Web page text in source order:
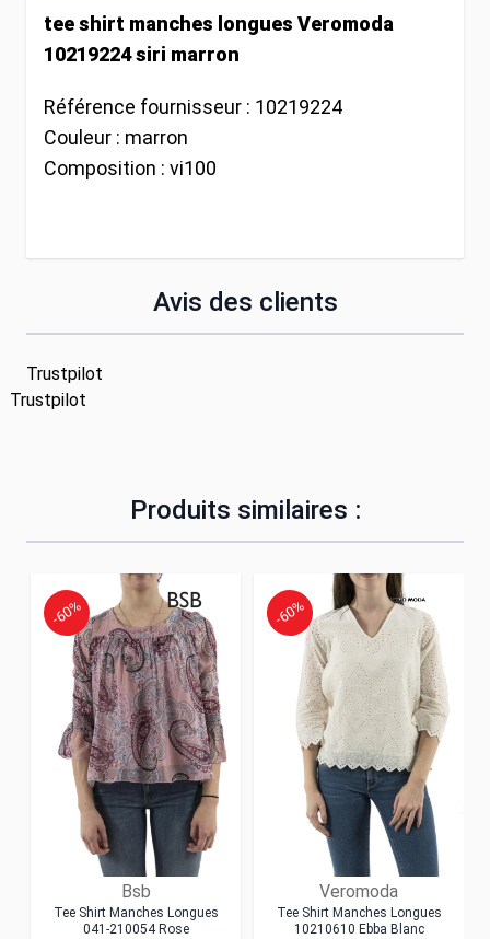
tee shirt manches longues Veromoda
10219224 siri marron
Référence fournisseur : 10219224
Couleur : marron
Composition : vi100
Avis des clients
Trustpilot
Trustpilot
Produits similaires :
Bsb
Tee Shirt Manches Longues
041-210054 Rose
-60%
Veromoda
Tee Shirt Manches Longues
10210610 Ebba Blanc
-60%